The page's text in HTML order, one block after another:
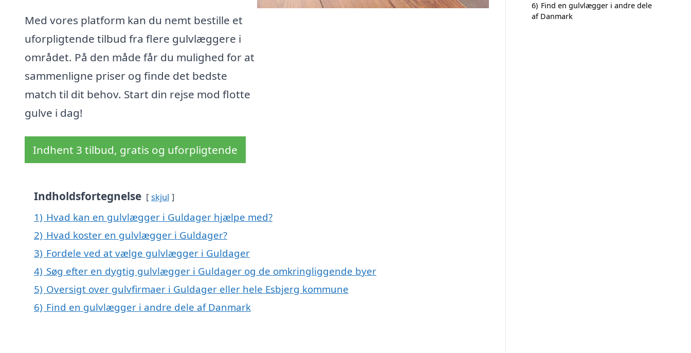
Med vores platform kan du nemt bestille et
uforpligtende tilbud fra flere gulvlæggere i
området. På den måde får du mulighed for at
sammenligne priser og finde det bedste
match til dit behov. Start din rejse mod flotte
gulve i dag!
Indhent 3 tilbud, gratis og uforpligtende
Indholdsfortegnelse skjul
1) Hvad kan en gulvlægger i Guldager hjælpe med?
2) Hvad koster en gulvlægger i Guldager?
3) Fordele ved at vælge gulvlægger i Guldager
4) Søg efter en dygtig gulvlægger i Guldager og de omkringliggende byer
5) Oversigt over gulvfirmaer i Guldager eller hele Esbjerg kommune
6) Find en gulvlægger i andre dele af Danmark
6) Find en gulvlægger i andre dele
af Danmark